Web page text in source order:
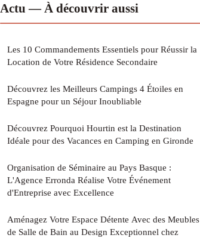
Actu — À découvrir aussi
Les 10 Commandements Essentiels pour Réussir la
Location de Votre Résidence Secondaire
Découvrez les Meilleurs Campings 4 Étoiles en
Espagne pour un Séjour Inoubliable
Découvrez Pourquoi Hourtin est la Destination
Idéale pour des Vacances en Camping en Gironde
Organisation de Séminaire au Pays Basque :
L'Agence Erronda Réalise Votre Événement
d'Entreprise avec Excellence
Aménagez Votre Espace Détente Avec des Meubles
de Salle de Bain au Design Exceptionnel chez